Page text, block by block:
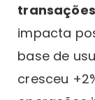
impacta
base de
cresceu